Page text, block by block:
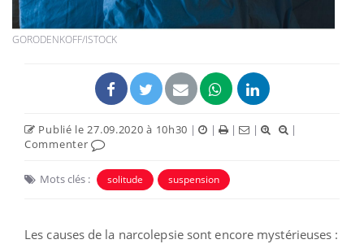
GORODENKOFF/ISTOCK
Publié le 27.09.2020 à 10h30 | | | |
|
Commenter
Mots clés : solitude suspension
Les causes de la narcolepsie sont encore mystérieuses :